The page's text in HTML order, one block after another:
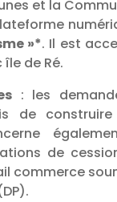
et la
»*. Il est
de Ré.
: les
de construire
de
commerce